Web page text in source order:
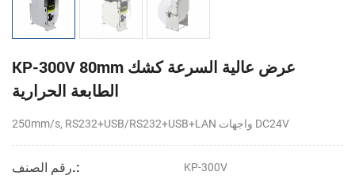
KP-300V 80mm عرض عالية السرعة كشك
الطابعة الحرارية
250mm/s, RS232+USB/RS232+USB+LAN واجهات DC24V
رقم الصنف.: KP-300V